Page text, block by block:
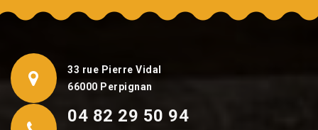
33 rue Pierre Vidal
66000 Perpignan
04 82 29 50 94